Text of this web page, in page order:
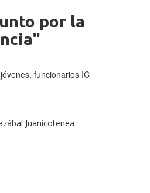
por la
funcionarios IC
Juanicotenea